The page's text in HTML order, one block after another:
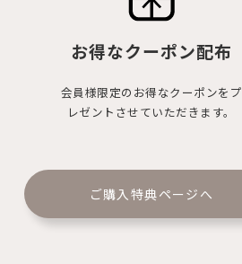
お得なクーポン配布
会員様限定のお得なクーポンをプ
レゼントさせていただきます。
ご購入特典ページへ